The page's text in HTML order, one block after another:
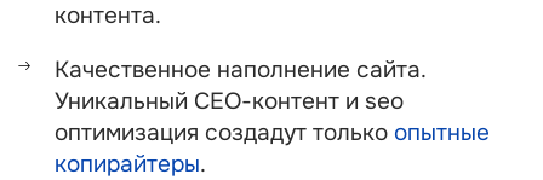
контента.
Качественное наполнение сайта.
Уникальный СЕО-контент и seo
оптимизация создадут только опытные
копирайтеры.